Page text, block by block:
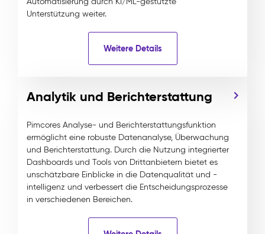
Unterstützung weiter.
Weitere Details
Analytik und Berichterstattung
Pimcores Analyse- und Berichterstattungsfunktion
ermöglicht eine robuste Datenanalyse, Überwachung
und Berichterstattung. Durch die Nutzung integrierter
Dashboards und Tools von Drittanbietern bietet es
unschätzbare Einblicke in die Datenqualität und -
intelligenz und verbessert die Entscheidungsprozesse
in verschiedenen Bereichen.